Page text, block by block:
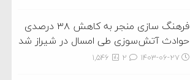
فرهنگ سازی منجر به کاهش ۳۸ درصدی
حوادث آتش‌سوزی طی امسال در شیراز شد
۱۴۰۳-۰۶-۲۷ 1,546